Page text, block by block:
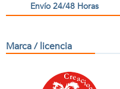
Envío 24/48 Horas
Marca / licencia